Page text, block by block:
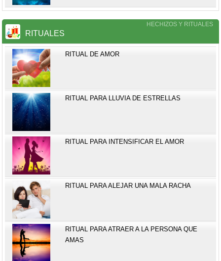
HECHIZOS Y RITUALES
RITUALES
RITUAL DE AMOR
RITUAL PARA LLUVIA DE ESTRELLAS
RITUAL PARA INTENSIFICAR EL AMOR
RITUAL PARA ALEJAR UNA MALA RACHA
RITUAL PARA ATRAER A LA PERSONA QUE
AMAS